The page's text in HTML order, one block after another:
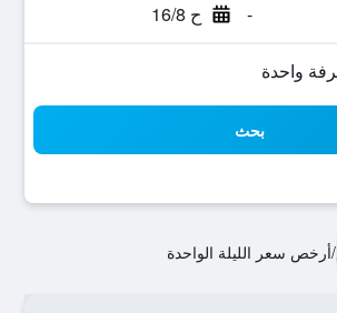
- ح 16/8
بحث
/أرخص سعر الليلة الواحدة